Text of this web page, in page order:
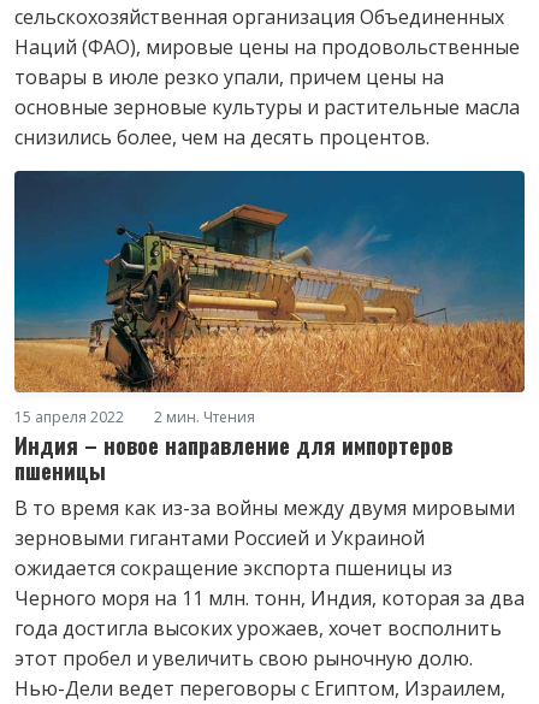
сельскохозяйственная организация Объединенных
Наций (ФАО), мировые цены на продовольственные
товары в июле резко упали, причем цены на
основные зерновые культуры и растительные масла
снизились более, чем на десять процентов.
15 апреля 2022 2 мин. Чтения
Индия – новое направление для импортеров
пшеницы
В то время как из-за войны между двумя мировыми
зерновыми гигантами Россией и Украиной
ожидается сокращение экспорта пшеницы из
Черного моря на 11 млн. тонн, Индия, которая за два
года достигла высоких урожаев, хочет восполнить
этот пробел и увеличить свою рыночную долю.
Нью-Дели ведет переговоры с Египтом, Израилем,